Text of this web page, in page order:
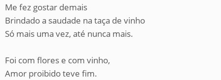
Me fez gostar demais
Brindado a saudade na taça de vinho
Só mais uma vez, até nunca mais.
Foi com flores e com vinho,
Amor proibido teve fim.